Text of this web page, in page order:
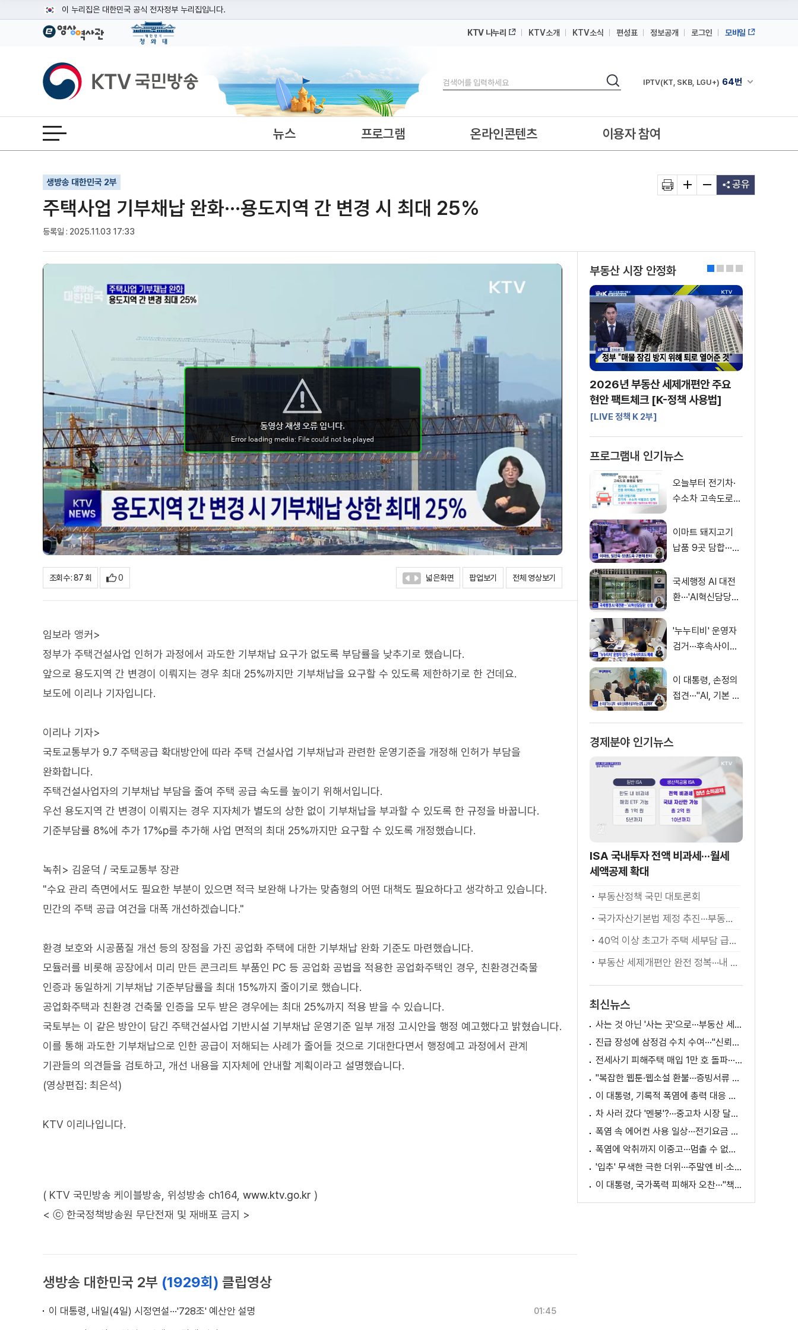
이 누리집은 대한민국 공식 전자정부 누리집입니다.
공식 누리집 주소 확인하기
이밖에 or.kr 또는 .kr등 다른 도메인 주소를 사용하고 있다면 아래 URL에서 도메인 주소를 확인해 보세요
운영중인 공식 누리집보기
KTV 나누리 KTV소개 KTV소식 편성표 정보공개 로그인 모바일
KTV국민방송
검색
검색 채널안내 펼쳐
IPTV(KT, SKB, LGU+) 64번
IPTV(KT, SKB, LGU+)
전체메뉴 열기 뉴스 프로그램 온라인콘텐츠 이용자 참여
생방송 대한민국 2부
주택사업 기부채납 완화···용도지역 간 변경 시 최대 25%
등록일 : 2025.11.03 17:33
기사인쇄
글자확대
글자축소 공유
조회수 : 87 회 0 넓은화면 팝업보기 전체 영상보기
임보라 앵커>
정부가 주택건설사업 인허가 과정에서 과도한 기부채납 요구가 없도록 부담률을 낮추기로 했습니다.
앞으로 용도지역 간 변경이 이뤄지는 경우 최대 25%까지만 기부채납을 요구할 수 있도록 제한하기로 한 건데요.
보도에 이리나 기자입니다.
이리나 기자>
국토교통부가 9.7 주택공급 확대방안에 따라 주택 건설사업 기부채납과 관련한 운영기준을 개정해 인허가 부담을
완화합니다.
주택건설사업자의 기부채납 부담을 줄여 주택 공급 속도를 높이기 위해서입니다.
우선 용도지역 간 변경이 이뤄지는 경우 지자체가 별도의 상한 없이 기부채납을 부과할 수 있도록 한 규정을 바꿉니다.
기준부담률 8%에 추가 17%p를 추가해 사업 면적의 최대 25%까지만 요구할 수 있도록 개정했습니다.
녹취> 김윤덕 / 국토교통부 장관
"수요 관리 측면에서도 필요한 부분이 있으면 적극 보완해 나가는 맞춤형의 어떤 대책도 필요하다고 생각하고 있습니다.
민간의 주택 공급 여건을 대폭 개선하겠습니다."
환경 보호와 시공품질 개선 등의 장점을 가진 공업화 주택에 대한 기부채납 완화 기준도 마련했습니다.
모듈러를 비롯해 공장에서 미리 만든 콘크리트 부품인 PC 등 공업화 공법을 적용한 공업화주택인 경우, 친환경건축물
인증과 동일하게 기부채납 기준부담률을 최대 15%까지 줄이기로 했습니다.
공업화주택과 친환경 건축물 인증을 모두 받은 경우에는 최대 25%까지 적용 받을 수 있습니다.
국토부는 이 같은 방안이 담긴 주택건설사업 기반시설 기부채납 운영기준 일부 개정 고시안을 행정 예고했다고 밝혔습니다.
이를 통해 과도한 기부채납으로 인한 공급이 저해되는 사례가 줄어들 것으로 기대한다면서 행정예고 과정에서 관계
기관들의 의견들을 검토하고, 개선 내용을 지자체에 안내할 계획이라고 설명했습니다.
(영상편집: 최은석)
KTV 이리나입니다.
( KTV 국민방송 케이블방송, 위성방송 ch164, www.ktv.go.kr )
< ⓒ 한국정책방송원 무단전재 및 재배포 금지 >
생방송 대한민국 2부 (1929회) 클립영상
이 대통령, 내일(4일) 시정연설···'728조' 예산안 설명 01:45
부동산 시장 안정화 0
1
2
3
2026년 부동산 세제개편안 주요
현안 팩트체크 [K-정책 사용법]
[LIVE 정책 K 2부]
프로그램내 인기뉴스
오늘부터 전기차·
수소차 고속도로
이마트 돼지고기
납품 9곳 담합···과
국세행정 AI 대전
환···'AI혁신담당관'
'누누티비' 운영자
검거···후속사이트
이 대통령, 손정의
접견···"AI, 기본 인
경제분야 인기뉴스
ISA 국내투자 전액 비과세···월세
세액공제 확대
부동산정책 국민 대토론회
국가자산기본법 제정 추진···부동산·주식 등 통합 관리
40억 이상 초고가 주택 세부담 급증···실수요자 보호 강화
부동산 세제개편안 완전 정복···내 세금 어떻게 달라지나? [K-정책 사용법]
최신뉴스
사는 것 아닌 '사는 곳'으로···부동산 세제 판 바꾼다
진급 장성에 삼정검 수치 수여···"신뢰회복 애써달라"
전세사기 피해주택 매입 1만 호 돌파···피해 지원 속도
"복잡한 웹툰·웹소설 환불···증빙서류 요구까지"
이 대통령, 기록적 폭염에 총력 대응 지시 [외신에 비친 한국]
차 사러 갔다 '멘붕'?···중고차 시장 달라진다
폭염 속 에어컨 사용 일상···전기요금 줄이려면?
폭염에 악취까지 이중고···멈출 수 없는 필수노동
'입추' 무색한 극한 더위···주말엔 비·소나기
이 대통령, 국가폭력 피해자 오찬···"책임지고 치유"